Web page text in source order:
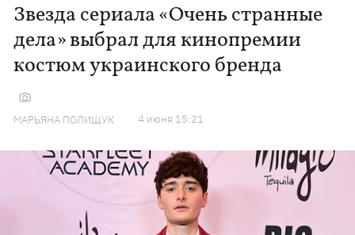
Звезда сериала «Очень странные
дела» выбрал для кинопремии
костюм украинского бренда
МАРЬЯНА ПОЛИЩУК 4 июня 15:21